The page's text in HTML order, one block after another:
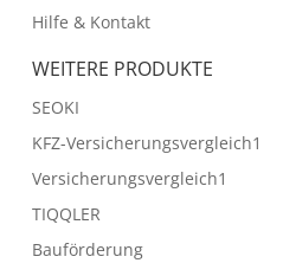
Hilfe & Kontakt
WEITERE PRODUKTE
SEOKI
KFZ-Versicherungsvergleich1
Versicherungsvergleich1
TIQQLER
Bauförderung